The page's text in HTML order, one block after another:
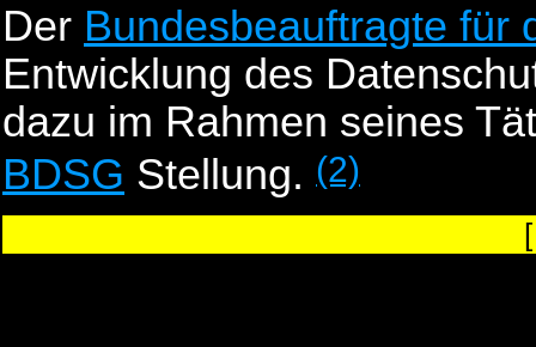
Der Bundesbeauftragte für
Entwicklung des
dazu im Rahmen seines
BDSG Stellung. (2)